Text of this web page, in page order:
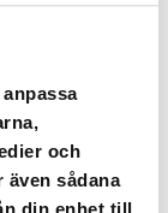
och
sådana
det
litium-ion